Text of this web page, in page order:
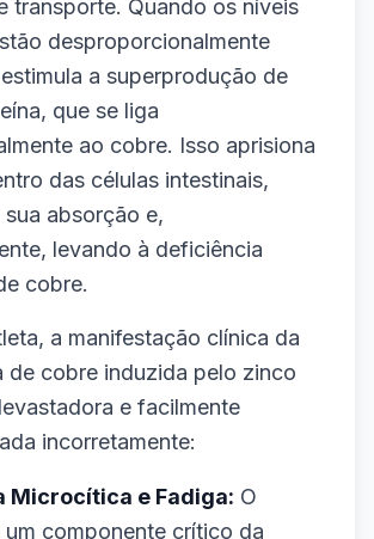
transporte. Quando os níveis
desproporcionalmente
a superprodução de
que se liga
ao cobre. Isso aprisiona
das células intestinais,
absorção e,
levando à deficiência
cobre.
a manifestação clínica da
de cobre induzida pelo zinco
e facilmente
incorretamente:
Microcítica e Fadiga: O
um componente crítico da